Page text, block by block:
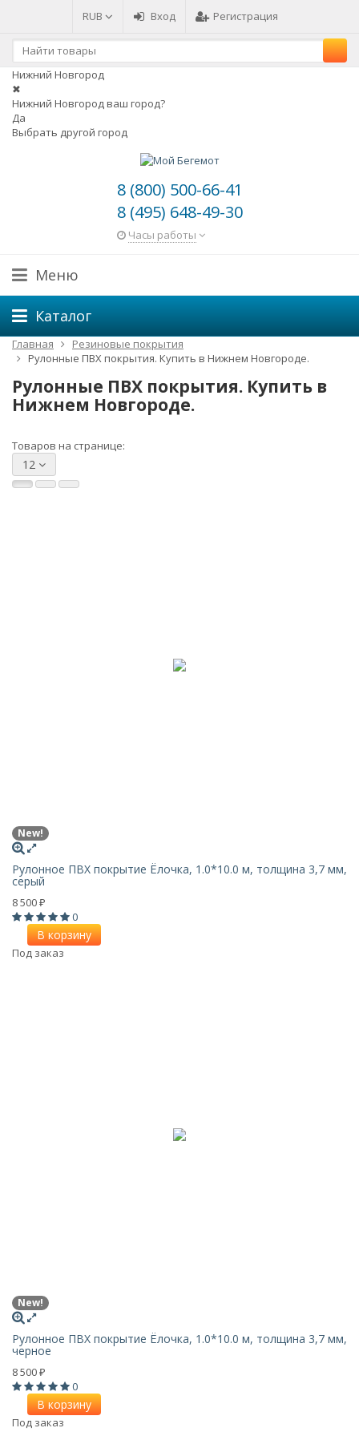
RUB Вход Регистрация
Нижний Новгород
✖
Нижний Новгород ваш город?
Да
Выбрать другой город
8 (800) 500-66-41
8 (495) 648-49-30
Часы работы
Меню
Каталог
Главная
Резиновые покрытия
Рулонные ПВХ покрытия. Купить в Нижнем Новгороде.
Рулонные ПВХ покрытия. Купить в
Нижнем Новгороде.
Товаров на странице:
12
New!
Рулонное ПВХ покрытие Ёлочка, 1.0*10.0 м, толщина 3,7 мм,
серый
8 500 ₽
0
В корзину
Под заказ
New!
Рулонное ПВХ покрытие Ёлочка, 1.0*10.0 м, толщина 3,7 мм,
черное
8 500 ₽
0
В корзину
Под заказ